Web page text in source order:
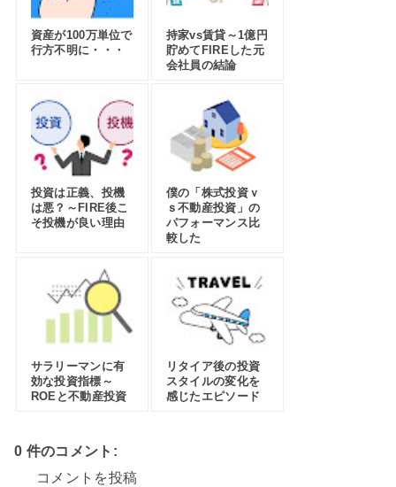
資産が100万単位で
行方不明に・・・
持家vs賃貸～1億円
貯めてFIREした元
会社員の結論
投資は正義、投機
は悪？～FIRE後こ
そ投機が良い理由
僕の「株式投資ｖ
ｓ不動産投資」の
パフォーマンス比
較した
サラリーマンに有
効な投資指標～
ROEと不動産投資
リタイア後の投資
スタイルの変化を
感じたエピソード
0 件のコメント:
コメントを投稿